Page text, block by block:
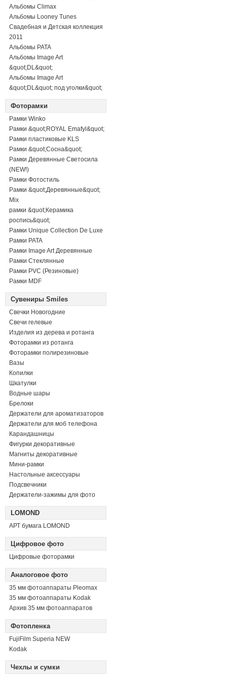
Альбомы Climax
Альбомы Looney Tunes
Свадебная и Детская коллекция
2011
Альбомы PATA
Альбомы Image Art
&quot;DL&quot;
Альбомы Image Art
&quot;DL&quot; под уголки&quot;
Фоторамки
Рамки Winko
Рамки &quot;ROYAL Emafyl&quot;
Рамки пластиковые KLS
Рамки &quot;Сосна&quot;
Рамки Деревянные Светосила
(NEW!)
Рамки Фотостиль
Рамки &quot;Деревянные&quot;
Mix
рамки &quot;Керамика
роспись&quot;
Рамки Unique Collection De Luxe
Рамки PATA
Рамки Image Art Деревянные
Рамки Стеклянные
Рамки PVC (Резиновые)
Рамки MDF
Сувениры Smiles
Свечки Новогодние
Свечи гелевые
Изделия из дерева и ротанга
Фоторамки из ротанга
Фоторамки полирезиновые
Вазы
Копилки
Шкатулки
Водные шары
Брелоки
Держатели для ароматизаторов
Держатели для моб телефона
Карандашницы
Фигурки декоративные
Магниты декоративные
Мини-рамки
Настольные аксессуары
Подсвечники
Держатели-зажимы для фото
LOMOND
АРТ бумага LOMOND
Цифровое фото
Цифровые фоторамки
Аналоговое фото
35 мм фотоаппараты Pleomax
35 мм фотоаппараты Kodak
Архив 35 мм фотоаппаратов
Фотопленка
FujiFilm Superia NEW
Kodak
Чехлы и сумки